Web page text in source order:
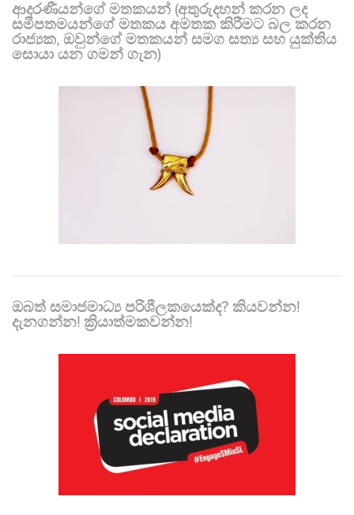
ආදරණීයන්ගේ මතකයන් (අතුරුදහන් කරන ලද
සමීපතමයන්ගේ මතකය අමතක කිරීමට බල කරන
රාජ්‍යක, ඔවුන්ගේ මතකයන් සමග සත්‍ය සහ යුක්තිය
සොයා යන ගමන් ගැන)
ඔබත් සමාජමාධ්‍ය පරිශීලකයෙක්ද? කියවන්න!
දැනගන්න! ක්‍රියාත්මකවන්න!